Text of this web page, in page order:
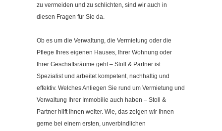
zu vermeiden und zu schlichten, sind wir auch in
diesen Fragen für Sie da.
Ob es um die Verwaltung, die Vermietung oder die
Pflege Ihres eigenen Hauses, Ihrer Wohnung oder
Ihrer Geschäftsräume geht – Stoll & Partner ist
Spezialist und arbeitet kompetent, nachhaltig und
effektiv. Welches Anliegen Sie rund um Vermietung und
Verwaltung Ihrer Immobilie auch haben – Stoll &
Partner hilft Ihnen weiter. Wie, das zeigen wir Ihnen
gerne bei einem ersten, unverbindlichen